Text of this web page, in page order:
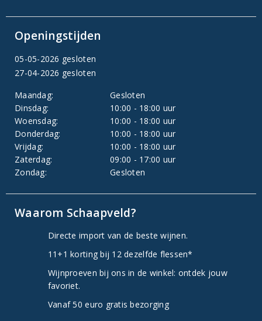
Openingstijden
05-05-2026 gesloten
27-04-2026 gesloten
Maandag:
Gesloten
Dinsdag:
10:00 - 18:00 uur
Woensdag:
10:00 - 18:00 uur
Donderdag:
10:00 - 18:00 uur
Vrijdag:
10:00 - 18:00 uur
Zaterdag:
09:00 - 17:00 uur
Zondag:
Gesloten
Waarom Schaapveld?
Directe import van de beste wijnen.
11+1 korting bij 12 dezelfde flessen*
Wijnproeven bij ons in de winkel: ontdek jouw
favoriet.
Vanaf 50 euro gratis bezorging